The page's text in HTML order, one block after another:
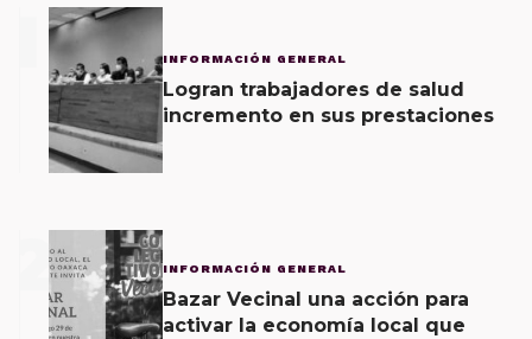
INFORMACIÓN GENERAL
Logran trabajadores de salud
incremento en sus prestaciones
2 INFORMACIÓN GENERAL
Bazar Vecinal una acción para
activar la economía local que